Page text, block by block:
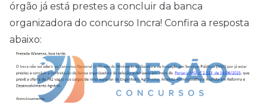
órgão já está prestes a concluir da banca
organizadora do concurso Incra! Confira a resposta
abaixo: